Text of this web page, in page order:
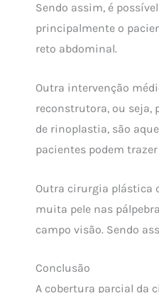
Sendo assim, é
principalmente o
reto abdominal.
Outra intervenção
reconstrutora, ou seja,
de rinoplastia, são
pacientes podem
Outra cirurgia plástica
muita pele nas
campo visão. Sendo
Conclusão
A cobertura parcial da